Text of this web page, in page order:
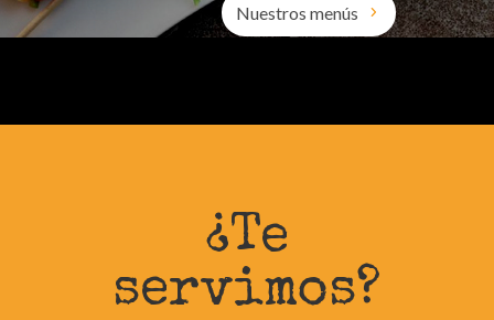
Nuestros menús
¿Te
servimos?